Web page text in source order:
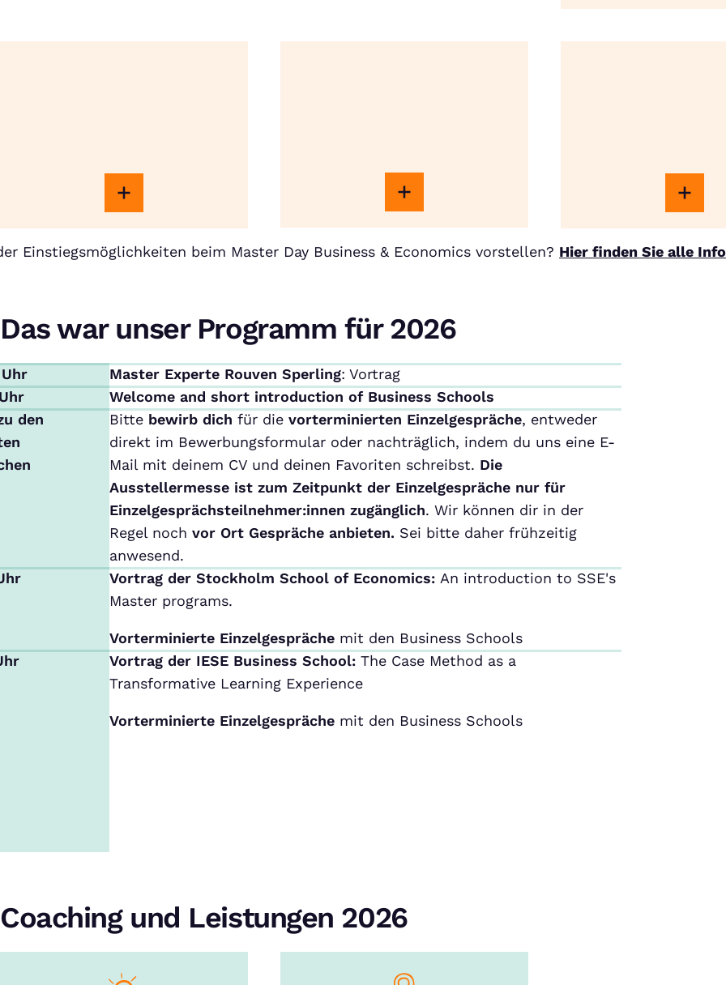
Einstiegsmöglichkeiten beim Master Day Business & Economics vorstellen? Hier finden Sie alle
Das war unser Programm für 2026
Master Experte Rouven Sperling: Vortrag
Welcome and short introduction of Business Schools
den
Bitte bewirb dich für die vorterminierten Einzelgespräche, entweder
direkt im Bewerbungsformular oder nachträglich, indem du uns eine E-
Mail mit deinem CV und deinen Favoriten schreibst. Die
Ausstellermesse ist zum Zeitpunkt der Einzelgespräche nur für
Einzelgesprächsteilnehmer:innen zugänglich. Wir können dir in der
Regel noch vor Ort Gespräche anbieten. Sei bitte daher frühzeitig
anwesend.
Vortrag der Stockholm School of Economics: An introduction to SSE's
Master programs.
Vorterminierte Einzelgesprächemit den Business Schools
Vortrag der IESE Business School: The Case Method as a
Transformative Learning Experience
Vorterminierte Einzelgesprächemit den Business Schools
Coaching und Leistungen 2026